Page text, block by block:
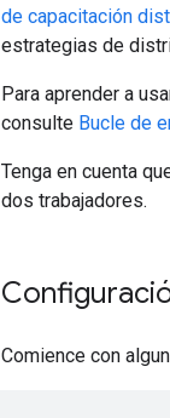
de capacitación
estrategias de
Para aprender a
consulte Bucle de
Tenga en cuenta
dos trabajadores.
Comience con